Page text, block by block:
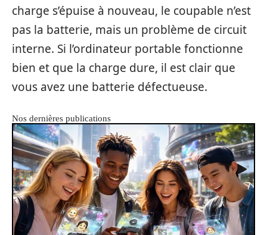
charge s’épuise à nouveau, le coupable n’est
pas la batterie, mais un problème de circuit
interne. Si l’ordinateur portable fonctionne
bien et que la charge dure, il est clair que
vous avez une batterie défectueuse.
Nos dernières publications